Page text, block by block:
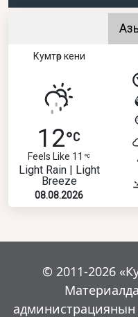
Кумтөр кени
12
Feels Like 11
Light Rain | Light
Breeze
08.08.2026
© 2011-2026
администрациянын